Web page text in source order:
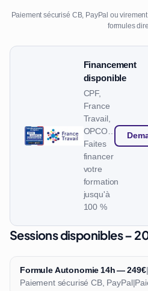
Paiement sécurisé CB, PayPal ou
formules
Financement
disponible
CPF,
France
Travail,
OPCO…
Faites
financer
votre
formation
jusqu'à
100 %
Sessions disponibles –
Formule Autonomie 14h — 249€|
Paiement sécurisé CB, PayPal|